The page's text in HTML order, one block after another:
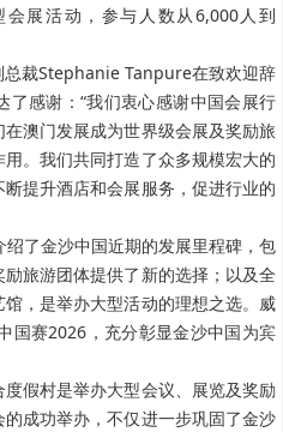
展活动，参与人数从6,000人到
总裁Stephanie Tanpure在致欢迎辞
了感谢：“我们衷心感谢中国会展行
澳门发展成为世界级会展及奖励旅
。我们共同打造了众多规模宏大的
提升酒店和会展服务，促进行业的
了金沙中国近期的发展里程碑，包
旅游团体提供了新的选择；以及全
，是举办大型活动的理想之选。威
国赛2026，充分彰显金沙中国为宾
假村是举办大型会议、展览及奖励
成功举办，不仅进一步巩固了金沙